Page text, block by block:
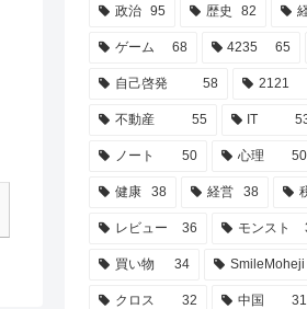
政治 95 歴史 82
ゲーム 68 4235 65
自己啓発 58 2121
不動産 55 IT
ノート 50 心理 50
健康 38 経営 38
レビュー 36 モンスト
買い物 34 SmileMoheji
クロス 32 中国 31